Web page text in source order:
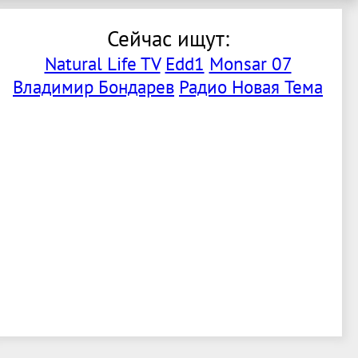
Сейчас ищут:
Natural Life TV Edd1 Monsar 07
Владимир Бондарев Радио Новая Тема